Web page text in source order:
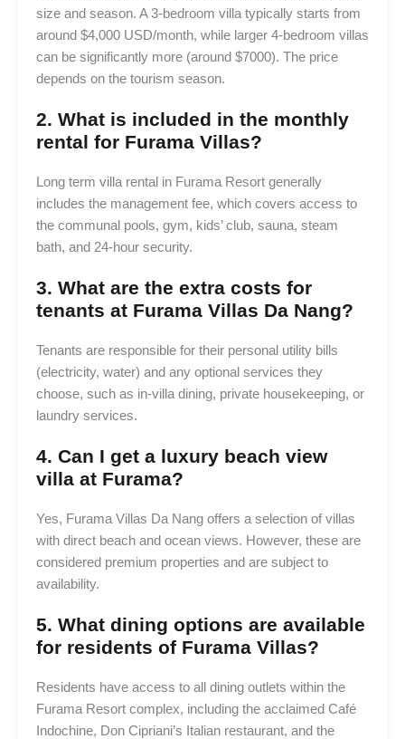
size and season. A 3-bedroom villa typically starts from
around $4,000 USD/month, while larger 4-bedroom villas
can be significantly more (around $7000). The price
depends on the tourism season.
2. What is included in the monthly
rental for Furama Villas?
Long term villa rental in Furama Resort generally
includes the management fee, which covers access to
the communal pools, gym, kids’ club, sauna, steam
bath, and 24-hour security.
3. What are the extra costs for
tenants at Furama Villas Da Nang?
Tenants are responsible for their personal utility bills
(electricity, water) and any optional services they
choose, such as in-villa dining, private housekeeping, or
laundry services.
4. Can I get a luxury beach view
villa at Furama?
Yes, Furama Villas Da Nang offers a selection of villas
with direct beach and ocean views. However, these are
considered premium properties and are subject to
availability.
5. What dining options are available
for residents of Furama Villas?
Residents have access to all dining outlets within the
Furama Resort complex, including the acclaimed Café
Indochine, Don Cipriani’s Italian restaurant, and the